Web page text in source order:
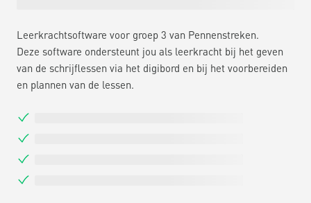
Leerkrachtsoftware voor groep 3 van Pennenstreken.
Deze software ondersteunt jou als leerkracht bij het geven
van de schrijflessen via het digibord en bij het voorbereiden
en plannen van de lessen.